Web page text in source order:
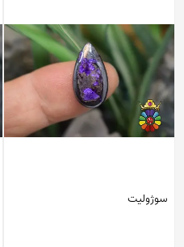
سوژولیت